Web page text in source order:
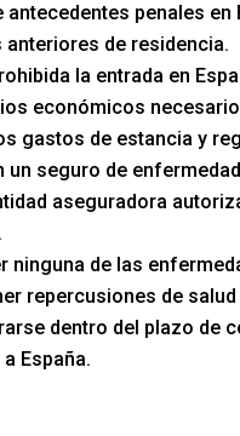
antecedentes penales en
anteriores de residencia.
la entrada en
económicos
gastos de estancia y
un seguro de
aseguradora
ninguna de las
repercusiones de
dentro del plazo de
España.